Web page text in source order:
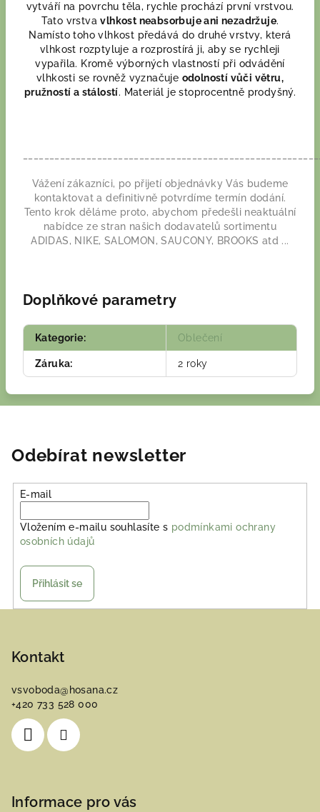
vytváří na povrchu těla, rychle prochází první vrstvou.
Tato vrstvavlhkost neabsorbuje ani nezadržuje.
Namísto toho vlhkost předává do druhé vrstvy, která
vlhkost rozptyluje a rozprostírá ji, aby se rychleji
vypařila. Kromě výborných vlastností při odvádění
vlhkosti se rovněž vyznačuje odolností vůči větru,
pružností a stálostí. Materiál je stoprocentně prodyšný.
Vážení zákazníci, po přijetí objednávky Vás budeme
kontaktovat a definitivně potvrdíme termín dodání.
Tento krok děláme proto, abychom předešli neaktuální
nabídce ze stran našich dodavatelů sortimentu
ADIDAS, NIKE, SALOMON, SAUCONY, BROOKS atd ...
Doplňkové parametry
Kategorie: Oblečení
Záruka: 2 roky
Odebírat newsletter
E-mail
Vložením e-mailu souhlasíte s podmínkami ochrany
osobních údajů
Přihlásit se
Kontakt
vsvoboda@ hosana.cz
+420 733 528 000
Informace pro vás